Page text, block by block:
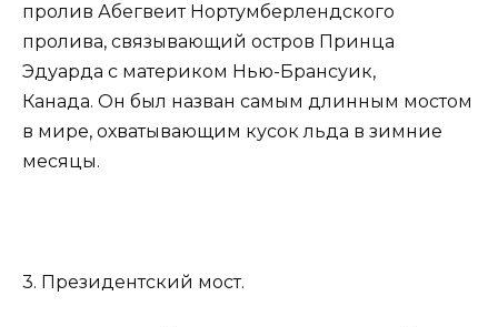
пролив Абегвеит Нортумберлендского
пролива, связывающий остров Принца
Эдуарда с материком Нью-Брансуик,
Канада. Он был назван самым длинным мостом
в мире, охватывающим кусок льда в зимние
месяцы.
3. Президентский мост.